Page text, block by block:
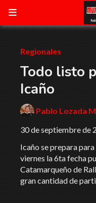
Todo listo
Icaño
Icaño se prepara
viernes la 6ta fecha
Catamarqueño de
gran cantidad de
Regionales
30 de septiembre de
Pablo Lozada